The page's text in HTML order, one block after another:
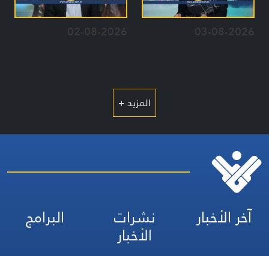
03-08-2026
02-08-2026
المزيد +
آخر الأخبار نشرات
الأخبار
البرامج